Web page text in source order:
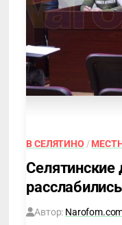
В СЕЛЯТИНО /
Селятинские
Автор: